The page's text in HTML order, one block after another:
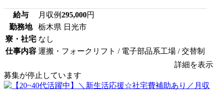
給与 月収例295,000円
勤務地
栃木県 日光市
寮・社宅 なし
仕事内容 運搬・フォークリフト / 電子部品系工場 / 交替制
詳細を表示
募集が停止しています